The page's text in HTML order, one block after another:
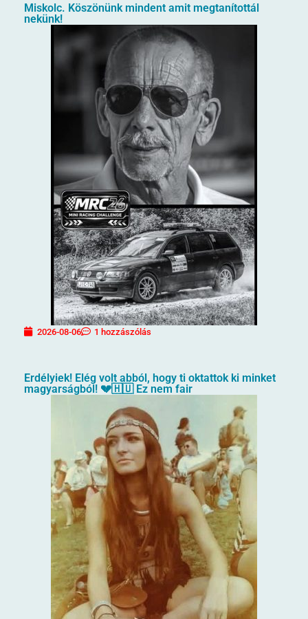
Miskolc. Köszönünk mindent amit megtanítottál
nekünk!
2026-08-06 1 hozzászólás
Erdélyiek! Elég volt abból, hogy ti oktattok ki minket
magyarságból! 💔🇭🇺 Ez nem fair